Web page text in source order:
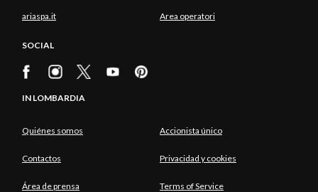
ariaspa.it Area operatori
SOCIAL
IN LOMBARDIA
Quiénes somos Accionista único
Contactos Privacidad y cookies
Área de prensa Terms of Service